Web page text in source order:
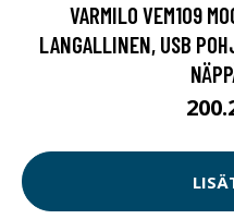
VARMILO VEM109
LANGALLINEN, USB